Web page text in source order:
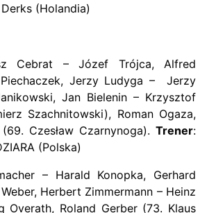
(Holandia)
Cebrat – Józef Trójca, Alfred
Jerzy Ludyga – Jerzy
Jan Bielenin – Krzysztof
Szachnitowski), Roman Ogaza,
Czesław Czarnynoga). Trener:
(Polska)
– Harald Konopka, Gerhard
Herbert Zimmermann – Heinz
Overath, Roland Gerber (73. Klaus